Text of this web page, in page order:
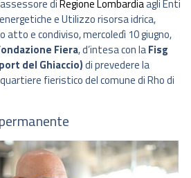
diRegione Lombardiaagli Enti
e Utilizzo risorsa idrica,
atto e condiviso, mercoledì 10 giugno,
Fiera, d’intesa con laFisg
del Ghiaccio)di prevedere la
fieristico del comune di Rho di